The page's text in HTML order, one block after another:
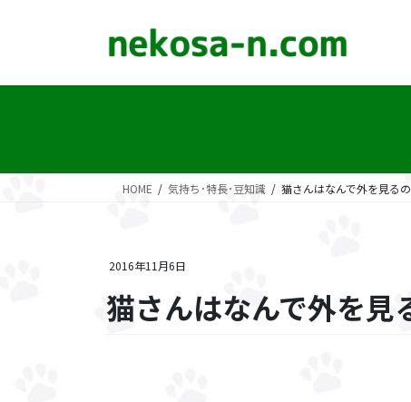
HOME 気持ち･特長･豆知識 猫さんはなんで外を見る
2016年11月6日
猫さんはなんで外を見